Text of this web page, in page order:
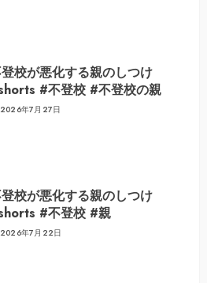
校が悪化する親のしつけ
#不登校 #不登校の親
2026年7月27日
校が悪化する親のしつけ
#不登校 #親
2026年7月22日